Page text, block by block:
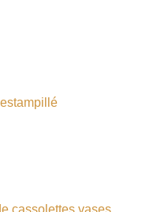
cassolettes vases